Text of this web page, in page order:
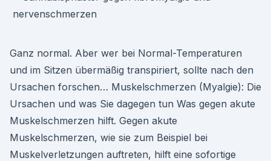
Ganz normal. Aber wer bei Normal-Temperaturen
und im Sitzen übermäßig transpiriert, sollte nach den
Ursachen forschen… Muskelschmerzen (Myalgie): Die
Ursachen und was Sie dagegen tun Was gegen akute
Muskelschmerzen hilft. Gegen akute
Muskelschmerzen, wie sie zum Beispiel bei
Muskelverletzungen auftreten, hilft eine sofortige